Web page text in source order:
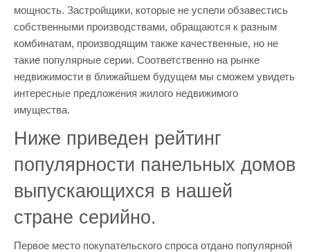
мощность. Застройщики, которые не успели обзавестись
собственными производствами, обращаются к разным
комбинатам, производящим также качественные, но не
такие популярные серии. Соответственно на рынке
недвижимости в ближайшем будущем мы сможем увидеть
интересные предложения жилого недвижимого
имущества.
Ниже приведен рейтинг
популярности панельных домов
выпускающихся в нашей
стране серийно.
Первое место покупательского спроса отдано популярной